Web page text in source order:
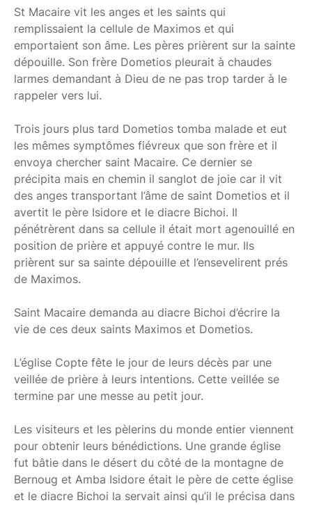
St Macaire vit les anges et les saints qui
remplissaient la cellule de Maximos et qui
emportaient son âme. Les pères prièrent sur la sainte
dépouille. Son frère Dometios pleurait à chaudes
larmes demandant à Dieu de ne pas trop tarder à le
rappeler vers lui.
Trois jours plus tard Dometios tomba malade et eut
les mêmes symptômes fiévreux que son frère et il
envoya chercher saint Macaire. Ce dernier se
précipita mais en chemin il sanglot de joie car il vit
des anges transportant l’âme de saint Dometios et il
avertit le père Isidore et le diacre Bichoi. Il
pénétrèrent dans sa cellule il était mort agenouillé en
position de prière et appuyé contre le mur. Ils
prièrent sur sa sainte dépouille et l’ensevelirent prés
de Maximos.
Saint Macaire demanda au diacre Bichoi d’écrire la
vie de ces deux saints Maximos et Dometios.
L’église Copte fête le jour de leurs décès par une
veillée de prière à leurs intentions. Cette veillée se
termine par une messe au petit jour.
Les visiteurs et les pèlerins du monde entier viennent
pour obtenir leurs bénédictions. Une grande église
fut bâtie dans le désert du côté de la montagne de
Bernoug et Amba Isidore était le père de cette église
et le diacre Bichoi la servait ainsi qu’il le précisa dans